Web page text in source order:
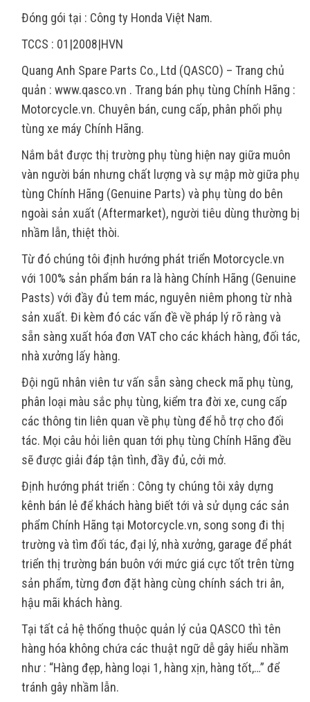
Đóng gói tại : Công ty Honda Việt Nam.
TCCS : 01|2008|HVN
Quang Anh Spare Parts Co., Ltd (QASCO) – Trang chủ
quản : www.qasco.vn . Trang bán phụ tùng Chính Hãng :
Motorcycle.vn. Chuyên bán, cung cấp, phân phối phụ
tùng xe máy Chính Hãng.
Nắm bắt được thị trường phụ tùng hiện nay giữa muôn
vàn người bán nhưng chất lượng và sự mập mờ giữa phụ
tùng Chính Hãng (Genuine Parts) và phụ tùng do bên
ngoài sản xuất (Aftermarket), người tiêu dùng thường bị
nhầm lẫn, thiệt thòi.
Từ đó chúng tôi định hướng phát triển Motorcycle.vn
với 100% sản phẩm bán ra là hàng Chính Hãng (Genuine
Pasts) với đầy đủ tem mác, nguyên niêm phong từ nhà
sản xuất. Đi kèm đó các vấn đề về pháp lý rõ ràng và
sẵn sàng xuất hóa đơn VAT cho các khách hàng, đối tác,
nhà xưởng lấy hàng.
Đội ngũ nhân viên tư vấn sẵn sàng check mã phụ tùng,
phân loại màu sắc phụ tùng, kiểm tra đời xe, cung cấp
các thông tin liên quan về phụ tùng để hỗ trợ cho đối
tác. Mọi câu hỏi liên quan tới phụ tùng Chính Hãng đều
sẽ được giải đáp tận tình, đầy đủ, cởi mở.
Định hướng phát triển : Công ty chúng tôi xây dựng
kênh bán lẻ để khách hàng biết tới và sử dụng các sản
phẩm Chính Hãng tại Motorcycle.vn, song song đi thị
trường và tìm đối tác, đại lý, nhà xưởng, garage để phát
triển thị trường bán buôn với mức giá cực tốt trên từng
sản phẩm, từng đơn đặt hàng cùng chính sách tri ân,
hậu mãi khách hàng.
Tại tất cả hệ thống thuộc quản lý của QASCO thì tên
hàng hóa không chứa các thuật ngữ dễ gây hiểu nhầm
như : “Hàng đẹp, hàng loại 1, hàng xịn, hàng tốt,…” để
tránh gây nhầm lẫn.